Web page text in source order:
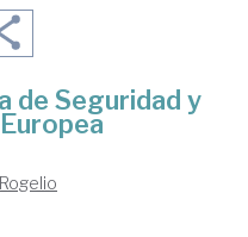
de Seguridad y